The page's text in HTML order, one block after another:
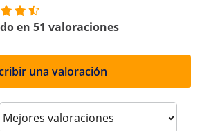
en 51 valoraciones
una valoración
Sort reviews